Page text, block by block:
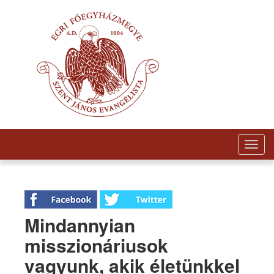
Mindannyian
misszionáriusok
vagyunk, akik életünkkel